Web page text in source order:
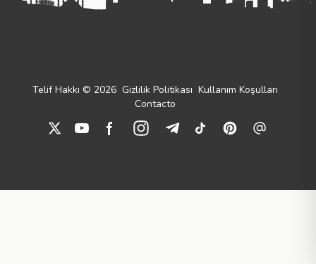
Telif Hakkı © 2026 Gizlilik Politikası Kullanım Koşulları
Contacto